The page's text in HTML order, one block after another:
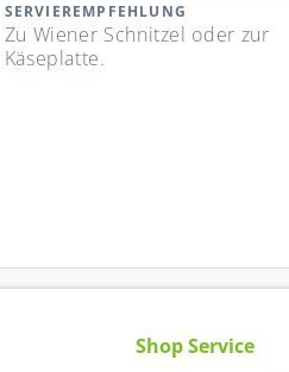
SERVIEREMPFEHLUNG
Zu Wiener Schnitzel oder zur
Käseplatte.
Shop Service